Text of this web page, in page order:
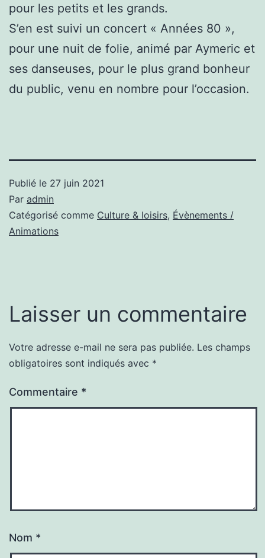
pour les petits et les grands.
S’en est suivi un concert « Années 80 »,
pour une nuit de folie, animé par Aymeric et
ses danseuses, pour le plus grand bonheur
du public, venu en nombre pour l’occasion.
Publié le 27 juin 2021
Par admin
Catégorisé comme Culture & loisirs, Évènements /
Animations
Laisser un commentaire
Votre adresse e-mail ne sera pas publiée. Les champs
obligatoires sont indiqués avec *
Commentaire *
Nom *